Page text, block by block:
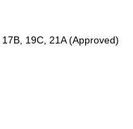
19C, 21A (Approved)